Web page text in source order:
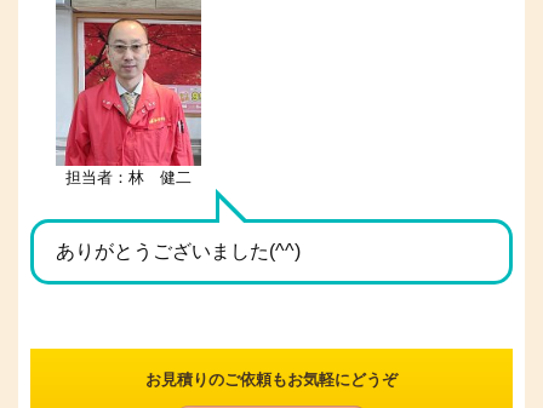
担当者：林 健二
ありがとうございました(^^)
お見積りのご依頼もお気軽にどうぞ